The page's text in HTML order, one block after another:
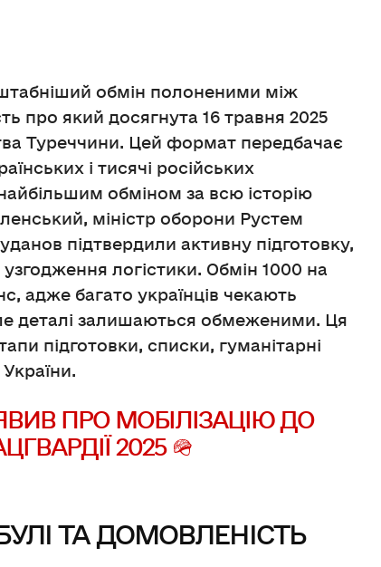
обмін полоненими між
про який досягнута 16 травня 2025
Туреччини. Цей формат передбачає
і тисячі російських
обміном за всю історію
міністр оборони Рустем
підтвердили активну підготовку,
логістики. Обмін 1000 на
адже багато українців чекають
деталі залишаються обмеженими. Ця
підготовки, списки, гуманітарні
ПРО МОБІЛІЗАЦІЮ ДО
2025 🪖
ТА ДОМОВЛЕНІСТЬ